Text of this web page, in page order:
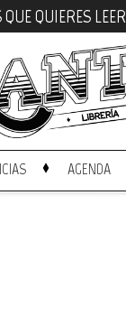
QUIERES LEER
AGENDA